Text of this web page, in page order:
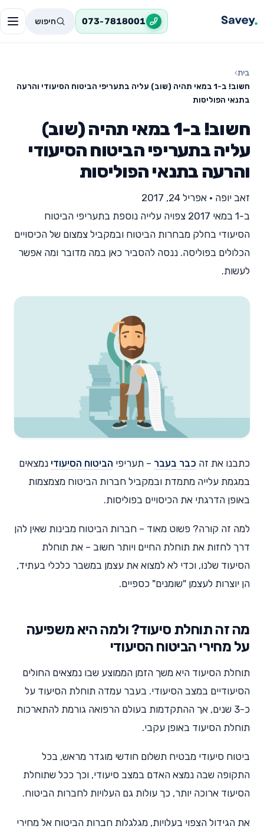
073-7818001 חיפוש
בית›
חשוב! ב-1 במאי תהיה (שוב) עליה בתעריפי הביטוח הסיעודי והרעה
בתנאי הפוליסות
חשוב! ב-1 במאי תהיה (שוב)
עליה בתעריפי הביטוח הסיעודי
והרעה בתנאי הפוליסות
זאב יופה • אפריל 24, 2017
ב-1 במאי 2017 צפויה עלייה נוספת בתעריפי הביטוח
הסיעודי בחלק מבחרות הביטוח ובמקביל צמצום של הכיסויים
הכלולים בפוליסה. ננסה להסביר כאן במה מדובר ומה אפשר
לעשות.
כתבנו את זה כבר בעבר – תעריפי הביטוח הסיעודי נמצאים
במגמת עלייה מתמדת ובמקביל חברות הביטוח מצמצמות
באופן הדרגתי את הכיסויים בפוליסות.
למה זה קורה? פשוט מאוד – חברות הביטוח מבינות שאין להן
דרך לחזות את תוחלת החיים ויותר חשוב – את תוחלת
הסיעוד שלנו, וכדי לא למצוא את עצמן במשבר כלכלי בעתיד,
הן יוצרות לעצמן "שומנים" כספיים.
מה זה תוחלת סיעוד? ולמה היא משפיעה
על מחירי הביטוח הסיעודי
תוחלת הסיעוד היא משך הזמן הממוצע שבו נמצאים החולים
הסיעודיים במצב הסיעודי. בעבר עמדה תוחלת הסיעוד על
כ-3 שנים, אך ההתקדמות בעולם הרפואה גורמת להתארכות
תוחלת הסיעוד באופן עקבי.
ביטוח סיעודי מבטיח תשלום חודשי מוגדר מראש, בכל
התקופה שבה נמצא האדם במצב סיעודי, וכך ככל שתוחלת
הסיעוד ארוכה יותר, כך עולות גם העלויות לחברות הביטוח.
את הגידול הצפוי בעלויות, מגלגלות חברות הביטוח אל מחירי